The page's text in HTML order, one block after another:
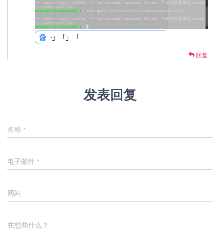
回复
发表回复
名称 *
电子邮件 *
网站
在想些什么？